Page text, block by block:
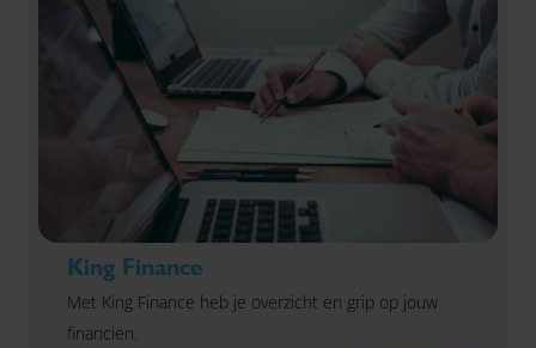
King Finance
Met King Finance heb je overzicht en grip op jouw
financiën.